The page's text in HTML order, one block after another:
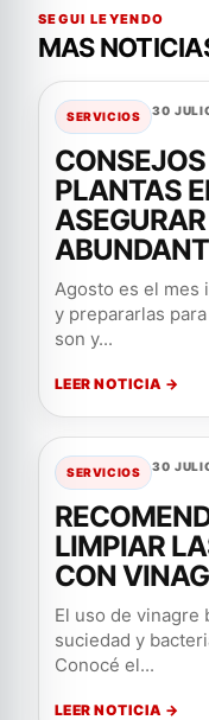
SEGUI LEYENDO
MAS
SERVICIOS 30
PLANTAS
Agosto es el mes
y prepararlas
son y...
LEER NOTICIA →
SERVICIOS 30
LIMPIAR
CON
El uso de vinagre
suciedad y
Conocé el...
LEER NOTICIA →